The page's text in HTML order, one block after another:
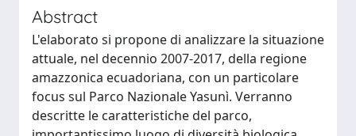
Abstract
L'elaborato si propone di analizzare la situazione
attuale, nel decennio 2007-2017, della regione
amazzonica ecuadoriana, con un particolare
focus sul Parco Nazionale Yasunì. Verranno
descritte le caratteristiche del parco,